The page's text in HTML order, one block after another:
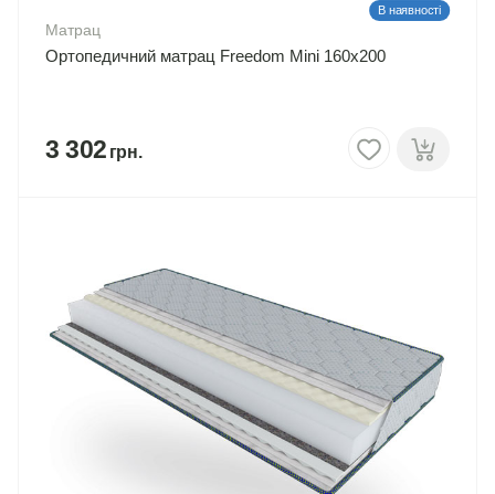
В наявності
Матрац
Ортопедичний матрац Freedom Mini 160х200
3 302